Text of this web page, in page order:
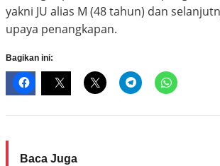
yakni JU alias M (48 tahun) dan
upaya penangkapan.
Bagikan ini:
Baca Juga